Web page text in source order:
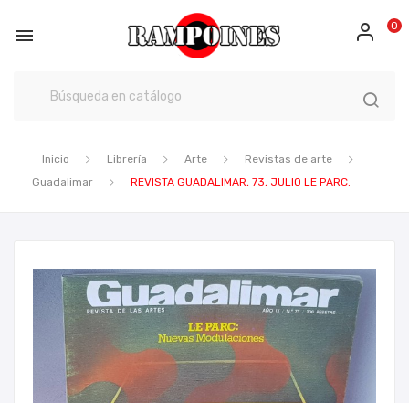
 0
Inicio Librería Arte
Revistas de arte
Guadalimar
REVISTA GUADALIMAR, 73, JULIO LE PARC.